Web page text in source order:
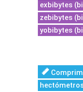
exbibytes
zebibytes
yobibytes